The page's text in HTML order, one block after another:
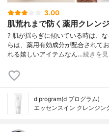
3.00
肌荒れまで防く薬用クレン
? 肌が揺らぎに傾いている時は、
らは、薬用有効成分が配合されて
れる嬉しいアイテムなん…続きを
d program(d プログラム)
エッセンスイン クレンジン